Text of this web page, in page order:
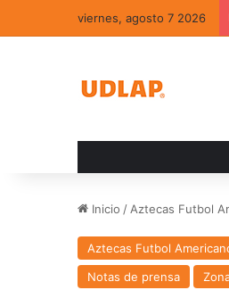
viernes, agosto 7 2026
Inicio / Aztecas Futbol
Aztecas Futbol
Notas de prensa